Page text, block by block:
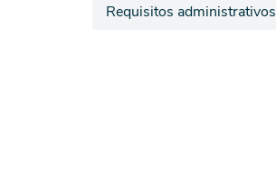
Requisitos administrativos